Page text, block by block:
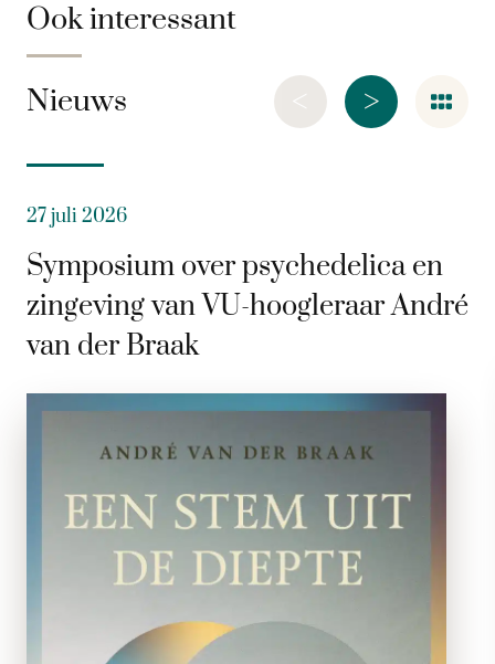
Ook interessant
Nieuws >
<
27 juli 2026
Symposium over psychedelica en
zingeving van VU-hoogleraar André
van der Braak